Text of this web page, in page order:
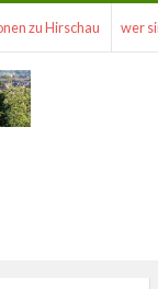
zu Hirschau wer